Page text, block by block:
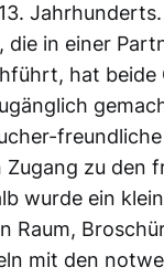
Jahrhunderts.
die in einer
hat
zu den
wurde ein
Raum,
mit den